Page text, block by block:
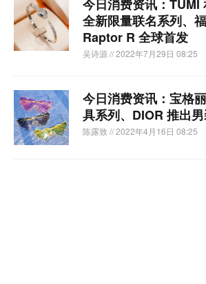
今日消费资讯：TUMI
全新限量联名系列、​
Raptor R 全球首发
吴诗源 // 2022年7月29日 08:25
今日消费资讯：​宝格
具系列、DIOR 推出
陈露致// 2022年4月16日 08:25